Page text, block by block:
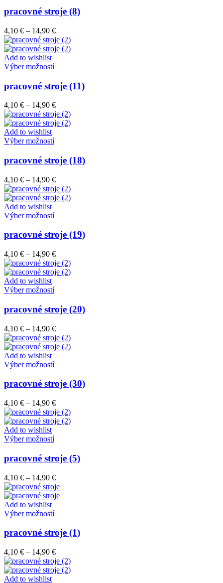
stránke
produktu.
má
viacero
variantov.
Možnosti
si
môžete
vybrať
na
stránke
produktu.
pracovné stroje (8)
4,10 € – 14,90 €Price
range:
4,10 €
Add to wishlist
Výber možnostíTento
má
viacero
variantov.
Možnosti
si
môžete
vybrať
na
stránke
produktu.
pracovné stroje (11)
4,10 € – 14,90 €Price
range:
4,10 €
Add to wishlist
Výber možnostíTento
má
viacero
variantov.
Možnosti
si
môžete
vybrať
na
stránke
produktu.
pracovné stroje (18)
4,10 € – 14,90 €Price
range:
4,10 €
Add to wishlist
Výber možnostíTento
má
viacero
variantov.
Možnosti
si
môžete
vybrať
na
stránke
produktu.
pracovné stroje (19)
4,10 € – 14,90 €Price
range:
4,10 €
Add to wishlist
Výber možnostíTento
má
viacero
variantov.
Možnosti
si
môžete
vybrať
na
stránke
produktu.
pracovné stroje (20)
4,10 € – 14,90 €Price
range:
4,10 €
Add to wishlist
Výber možnostíTento
má
viacero
variantov.
Možnosti
si
môžete
vybrať
na
stránke
produktu.
pracovné stroje (30)
4,10 € – 14,90 €Price
range:
4,10 €
Add to wishlist
Výber možnostíTento
má
viacero
variantov.
Možnosti
si
môžete
vybrať
na
stránke
produktu.
pracovné stroje (5)
4,10 € – 14,90 €Price
range:
4,10 €
Add to wishlist
Výber možnostíTento
má
viacero
variantov.
Možnosti
si
môžete
pracovné stroje (1)
4,10 € – 14,90 €Price
range:
4,10 €
Add to wishlist